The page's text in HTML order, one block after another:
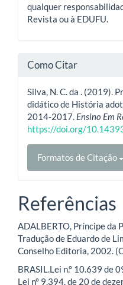
qualquer
Revista ou à EDUFU.
Como Citar
Silva, N. C. da . (2019).
didático de História
2014-2017. Ensino Em
https://doi.org/
Formatos de Citação
Referências
ADALBERTO, Príncipe da
Tradução de Eduardo de
Conselho Editoria, 2002.
BRASIL.Lei n.º 10.639 de
Lei nº 9.394, de 20 de